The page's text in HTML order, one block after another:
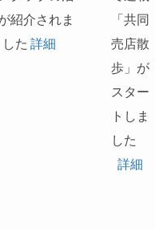
紹介されま
した詳細
「共同
売店散
歩」が
スター
トしま
した
詳細